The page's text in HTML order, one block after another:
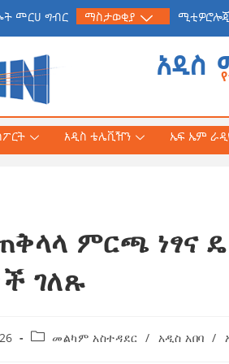
መርሀ ግብር ማስታወቂያ ሚቲዎሮሎጂ
አዲስ
አዲስ ቴሌቪዥን
የጠቅላይ ሚኒስትር ዐቢይ
«መደመር» መጽሐፍ
ኤፍ ኤም
ምርጫ ነፃና
ገለጹ
መልካም አስተዳደር / አዲስ አበባ /